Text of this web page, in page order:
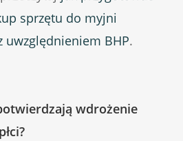
sprzętu do myjni
uwzględnieniem BHP.
wdrożenie